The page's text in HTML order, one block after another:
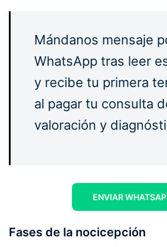
Mándanos mensaje
WhatsApp tras leer
y recibe tu primera
al pagar tu consulta
valoración y
ENVIAR
Fases de la nocicepción